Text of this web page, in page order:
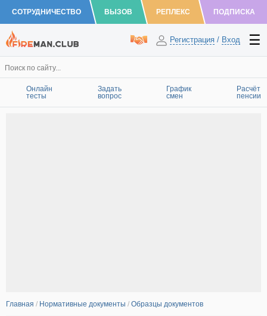
СОТРУДНИЧЕСТВО ВЫЗОВ РЕПЛЕКС ПОДПИСКА
Регистрация / Вход
Онлайн
тесты
Задать
вопрос
График
смен
Расчёт
пенсии
Главная / Нормативные документы / Образцы документов